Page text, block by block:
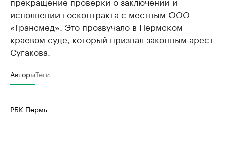
исполнении госконтракта с местным ООО
«Трансмед». Это прозвучало в Пермском
краевом суде, который признал законным арест
Сугакова.
АвторыТеги
РБК Пермь